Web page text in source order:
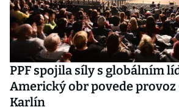
PPF spojila síly s globálním
Americký obr povede provoz
Karlín